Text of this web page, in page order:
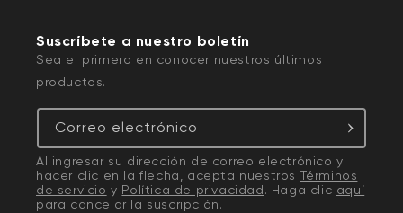
Suscríbete a nuestro boletín
Sea el primero en conocer nuestros últimos
productos.
Correo electrónico
Al ingresar su dirección de correo electrónico y
hacer clic en la flecha, acepta nuestros Términos
de servicio y Política de privacidad. Haga clic aquí
para cancelar la suscripción.